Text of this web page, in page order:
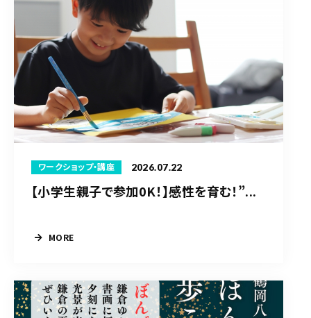
ワークショップ・講座 2026.07.22
【小学生親子で参加0K！】感性を育む！”...
MORE